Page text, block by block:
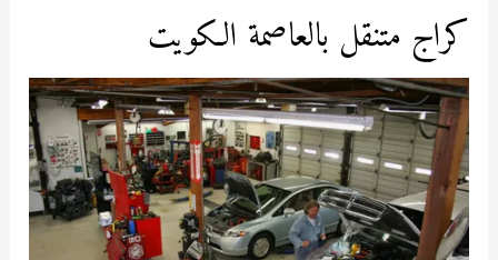
كراج متنقل بالعاصمة الكويت
كراج
متنقل
بالعاصمة
الكويت